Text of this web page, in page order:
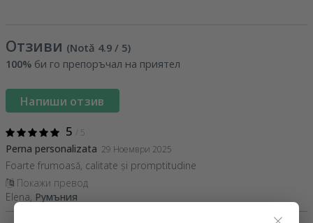
Отзиви (Notă 4.9 / 5)
100% би го препоръчал на приятел
Напиши отзив
5 / 5
Perna personalizata 29 Ноември 2025
Foarte frumoasă, calitate și promptitudine
Покажи превод
Elena, Румъния